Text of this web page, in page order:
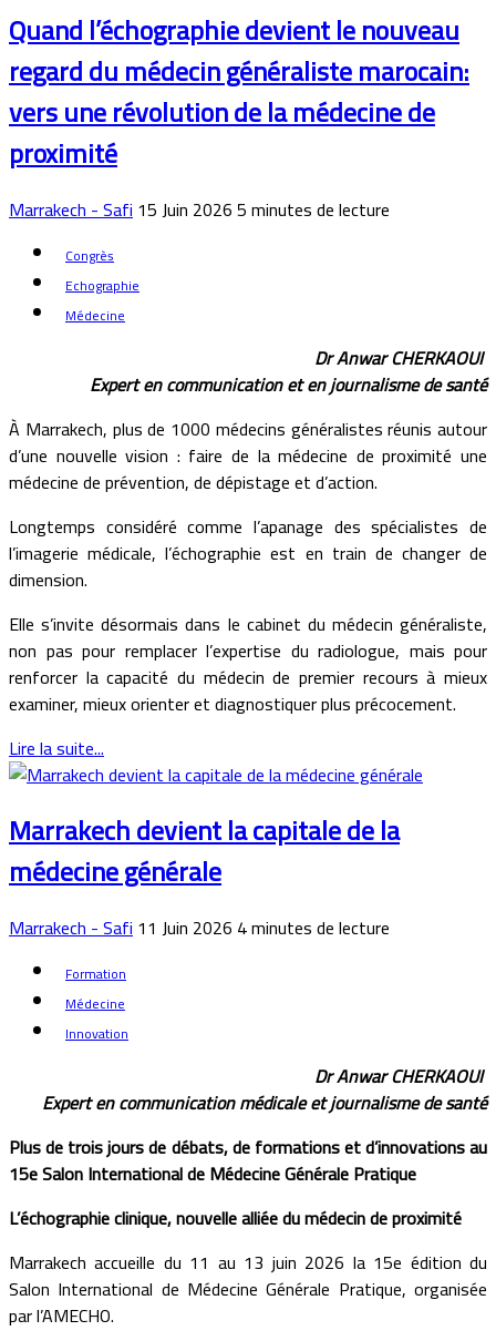
Quand l’échographie devient le nouveau
regard du médecin généraliste marocain:
vers une révolution de la médecine de
proximité
Marrakech - Safi15 Juin 20265minutes de lecture
Congrès
Echographie
Médecine
Dr Anwar CHERKAOUI
Expert en communication et en journalisme de santé
À Marrakech, plus de 1000 médecins généralistes réunis autour
d’une nouvelle vision : faire de la médecine de proximité une
médecine de prévention, de dépistage et d’action.
Longtemps considéré comme l’apanage des spécialistes de
l’imagerie médicale, l’échographie est en train de changer de
dimension.
Elle s’invite désormais dans le cabinet du médecin généraliste,
non pas pour remplacer l’expertise du radiologue, mais pour
renforcer la capacité du médecin de premier recours à mieux
examiner, mieux orienter et diagnostiquer plus précocement.
Lire la suite...
Marrakech devient la capitale de la
médecine générale
Marrakech - Safi11 Juin 2026 4minutes de lecture
Formation
Médecine
Innovation
Dr Anwar CHERKAOUI
Expert en communication médicale et journalisme de santé
Plus de trois jours de débats, de formations et d’innovations au
15e Salon International de Médecine Générale Pratique
L’échographie clinique, nouvelle alliée du médecin de proximité
Marrakech accueille du 11 au 13 juin 2026 la 15e édition du
Salon International de Médecine Générale Pratique, organisée
par l’AMECHO.